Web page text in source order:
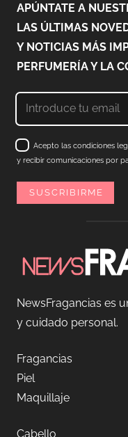
APÚNTATE A
LAS ÚLTIMAS
Y NOTICIAS MÁS
PERFUMERÍA Y LA
Acepto las condiciones
y recibir comunicaciones por
NewsFragancias es
y cuidado personal.
Fragancias
Piel
Maquillaje
Cabello